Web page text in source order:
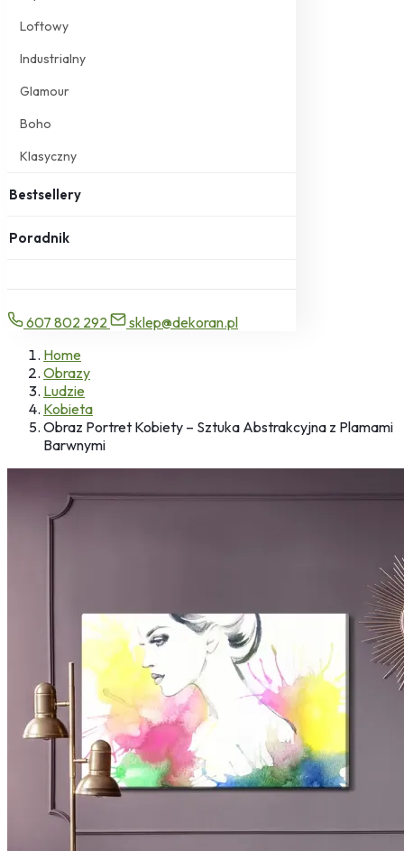
Loftowy
Industrialny
Glamour
Boho
Klasyczny
Bestsellery
Poradnik
607 802 292
sklep@dekoran.pl
Home
Obrazy
Ludzie
Kobieta
Obraz Portret Kobiety – Sztuka Abstrakcyjna z Plamami
Barwnymi